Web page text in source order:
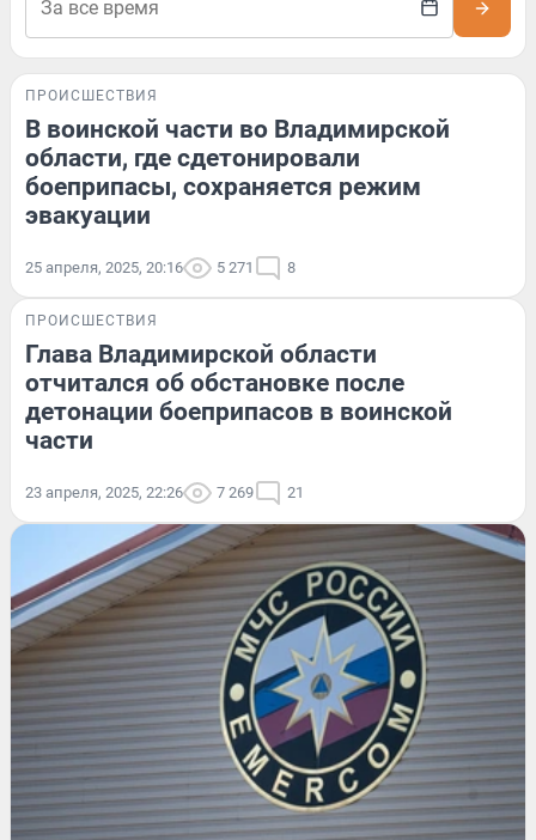
ПРОИСШЕСТВИЯ
В воинской части во Владимирской
области, где сдетонировали
боеприпасы, сохраняется режим
эвакуации
25 апреля, 2025, 20:16 5 271 8
ПРОИСШЕСТВИЯ
Глава Владимирской области
отчитался об обстановке после
детонации боеприпасов в воинской
части
23 апреля, 2025, 22:26 7 269 21